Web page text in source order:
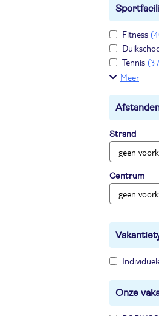
Fitness
Tennis
Meer
Strand
Centrum
Onze